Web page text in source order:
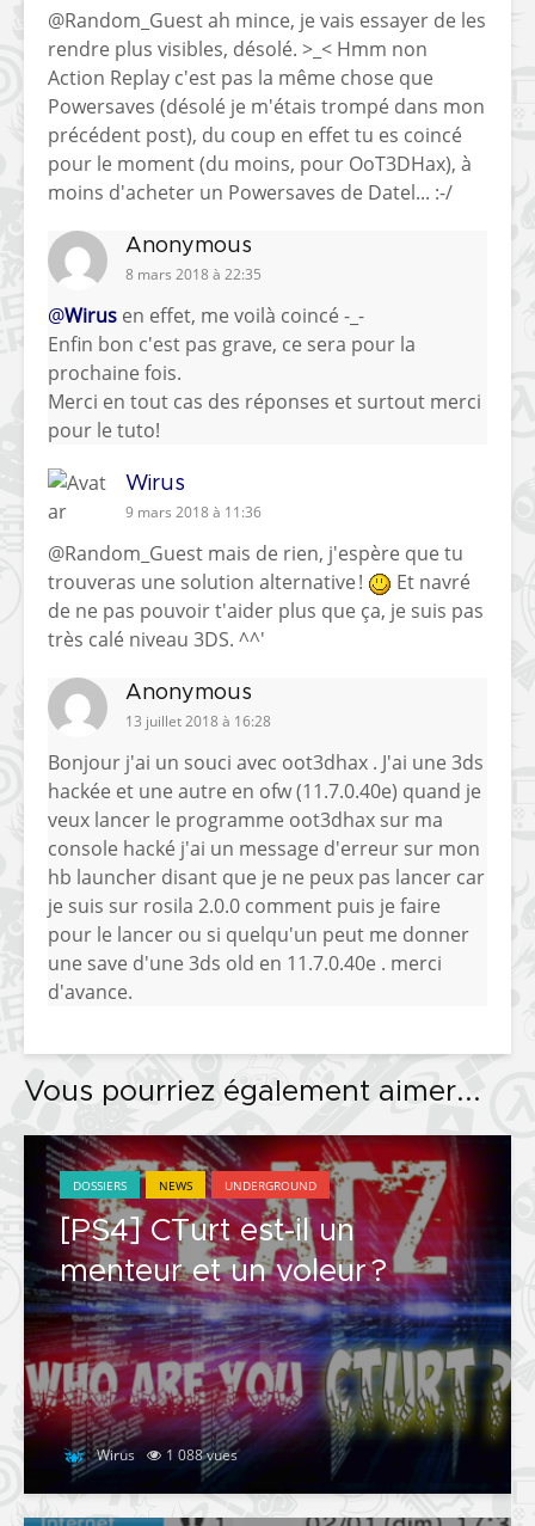
@Random_Guest ah mince, je vais essayer de les
rendre plus visibles, désolé. >_< Hmm non
Action Replay c'est pas la même chose que
Powersaves (désolé je m'étais trompé dans mon
précédent post), du coup en effet tu es coincé
pour le moment (du moins, pour OoT3DHax), à
moins d'acheter un Powersaves de Datel... :-/
Anonymous
8 mars 2018 à 22:35
@Wirus en effet, me voilà coincé -_-
Enfin bon c'est pas grave, ce sera pour la
prochaine fois.
Merci en tout cas des réponses et surtout merci
pour le tuto!
Wirus
9 mars 2018 à 11:36
@Random_Guest mais de rien, j'espère que tu
trouveras une solution alternative !
Et navré
de ne pas pouvoir t'aider plus que ça, je suis pas
très calé niveau 3DS. ^^'
Anonymous
13 juillet 2018 à 16:28
Bonjour j'ai un souci avec oot3dhax . J'ai une 3ds
hackée et une autre en ofw (11.7.0.40e) quand je
veux lancer le programme oot3dhax sur ma
console hacké j'ai un message d'erreur sur mon
hb launcher disant que je ne peux pas lancer car
je suis sur rosila 2.0.0 comment puis je faire
pour le lancer ou si quelqu'un peut me donner
une save d'une 3ds old en 11.7.0.40e . merci
d'avance.
Vous pourriez également aimer...
DOSSIERS NEWS UNDERGROUND
[PS4] CTurt est-il un
menteur et un voleur ?
Wirus 1 088 vues